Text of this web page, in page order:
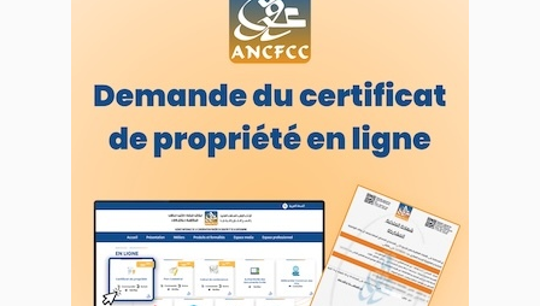
ABOUT US
A propos de L'ODJ
VOS CONTRIBUTIONS
Proposer votre article
LODJ VIDÉO
L'ODJ LIVE TV